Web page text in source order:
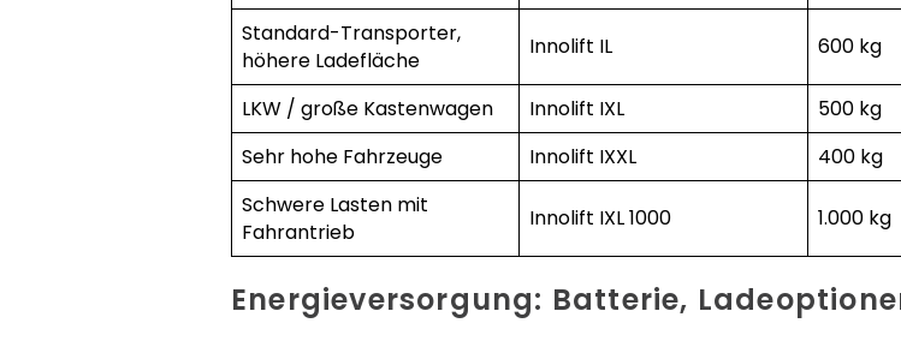
Standard-Transporter,
höhere Ladefläche
Innolift IL 600 kg
LKW / große Kastenwagen Innolift IXL 500 kg
Sehr hohe Fahrzeuge
Innolift IXXL 400 kg
Schwere Lasten mit
Fahrantrieb
Innolift IXL 1000 1.000 kg
Energieversorgung: Batterie,